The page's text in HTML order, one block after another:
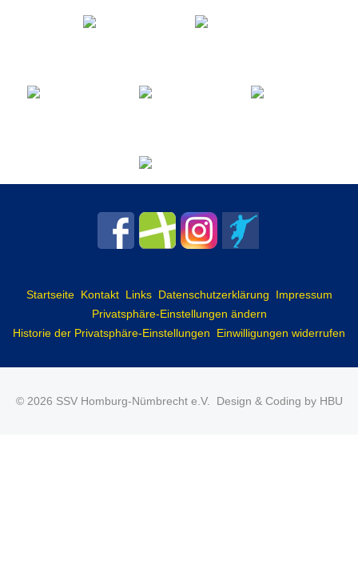
Startseite Kontakt Links Datenschutzerklärung
Impressum
Privatsphäre-Einstellungen ändern
Historie der Privatsphäre-Einstellungen
Einwilligungen widerrufen
© 2026 SSV Homburg-Nümbrecht e.V. Design & Coding by HBU